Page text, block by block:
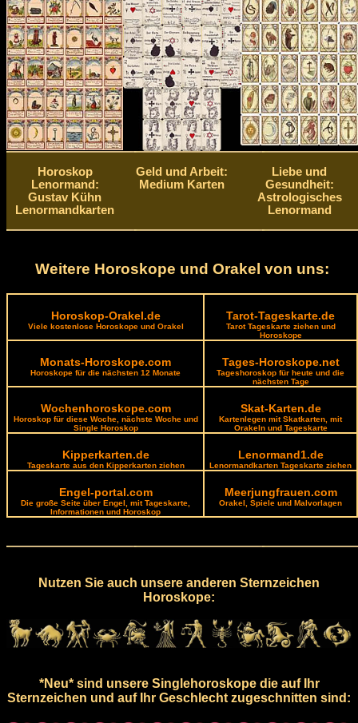
Horoskop
Lenormand:
Gustav Kühn
Lenormandkarten
Geld und Arbeit:
Medium Karten
Liebe und
Gesundheit:
Astrologisches
Lenormand
Weitere Horoskope und Orakel von uns:
Horoskop-Orakel.de
Viele kostenlose Horoskope und Orakel
Tarot-Tageskarte.de
Tarot Tageskarte ziehen und
Horoskope
Monats-Horoskope.com
Horoskope für die nächsten 12 Monate
Tages-Horoskope.net
Tageshoroskop für heute und die
nächsten Tage
Wochenhoroskope.com
Horoskop für diese Woche, nächste Woche und
Single Horoskop
Skat-Karten.de
Kartenlegen mit Skatkarten, mit
Orakeln und Tageskarte
Kipperkarten.de
Tageskarte aus den Kipperkarten ziehen
Lenormand1.de
Lenormandkarten Tageskarte ziehen
Engel-portal.com
Die große Seite über Engel, mit Tageskarte,
Informationen und Horoskop
Meerjungfrauen.com
Orakel, Spiele und Malvorlagen
Nutzen Sie auch unsere anderen Sternzeichen
Horoskope:
*Neu* sind unsere Singlehoroskope die auf Ihr
Sternzeichen und auf Ihr Geschlecht zugeschnitten sind: